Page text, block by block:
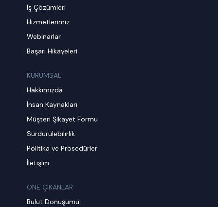
İş Çözümleri
Hizmetlerimiz
Webinarlar
Başarı Hikayeleri
KURUMSAL
Hakkımızda
İnsan Kaynakları
Müşteri Şikayet Formu
Sürdürülebilirlik
Politika ve Prosedürler
İletişim
ÖNE ÇIKANLAR
Bulut Dönüşümü